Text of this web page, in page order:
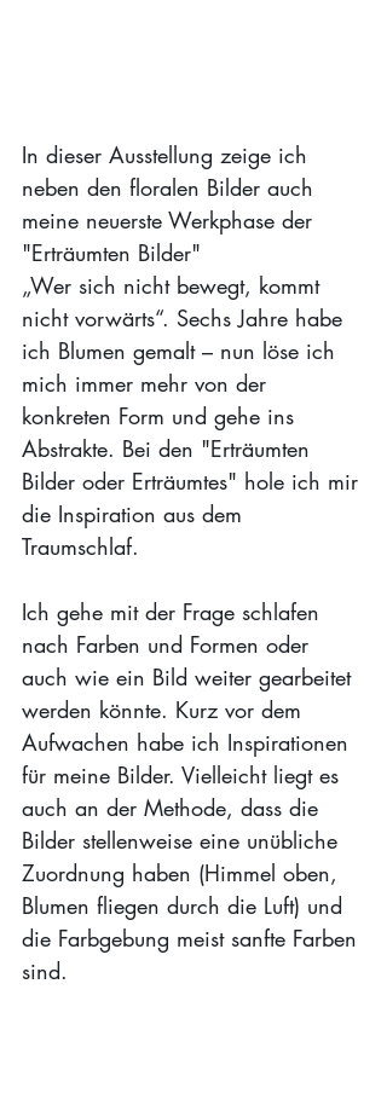
In dieser Ausstellung zeige ich
neben den floralen Bilder auch
meine neuerste Werkphase der
"Erträumten Bilder"
„Wer sich nicht bewegt, kommt
nicht vorwärts“. Sechs Jahre habe
ich Blumen gemalt – nun löse ich
mich immer mehr von der
konkreten Form und gehe ins
Abstrakte. Bei den "Erträumten
Bilder oder Erträumtes" hole ich mir
die Inspiration aus dem
Traumschlaf.
Ich gehe mit der Frage schlafen
nach Farben und Formen oder
auch wie ein Bild weiter gearbeitet
werden könnte. Kurz vor dem
Aufwachen habe ich Inspirationen
für meine Bilder. Vielleicht liegt es
auch an der Methode, dass die
Bilder stellenweise eine unübliche
Zuordnung haben (Himmel oben,
Blumen fliegen durch die Luft) und
die Farbgebung meist sanfte Farben
sind.